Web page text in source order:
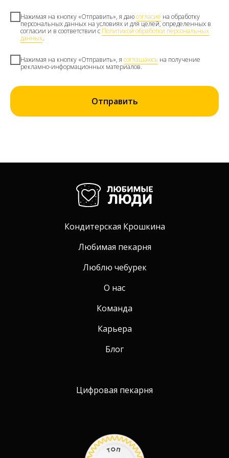
Нажимая на кнопку «Отправить», я даюсогласие на обработку
персональных данных на условиях и для целей, определенных в
согласии и в соответствии с Политикой обработки персональных
данных.
Нажимая на кнопку «Отправить», я соглашаюсь на получение
рекламно-информационных материалов.
Отправить
Кондитерская Крошкина
Любимая пекарня
Люблю чебурек
Цифровая пекарня
О нас
Команда
Блог
Карьера